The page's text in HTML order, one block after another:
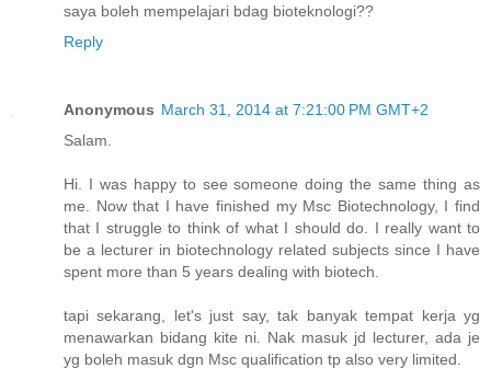
saya boleh mempelajari bdag bioteknologi??
Reply
Anonymous March 31, 2014 at 7:21:00 PM GMT+2
Salam.
Hi. I was happy to see someone doing the same thing as
me. Now that I have finished my Msc Biotechnology, I find
that I struggle to think of what I should do. I really want to
be a lecturer in biotechnology related subjects since I have
spent more than 5 years dealing with biotech.
tapi sekarang, let's just say, tak banyak tempat kerja yg
menawarkan bidang kite ni. Nak masuk jd lecturer, ada je
yg boleh masuk dgn Msc qualification tp also very limited.